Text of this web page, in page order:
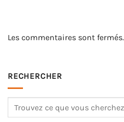
Les commentaires sont fermés.
RECHERCHER